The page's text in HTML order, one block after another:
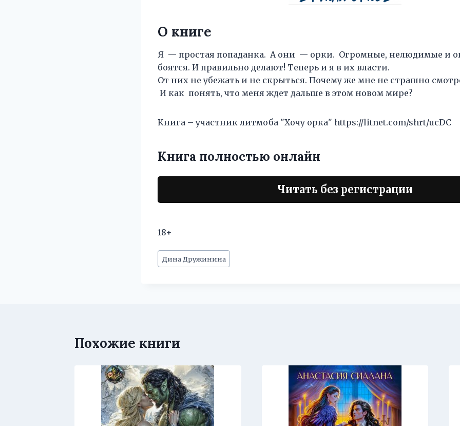
О книге
Я — простая попаданка. А они — орки. Огромные, нелюдимые и
боятся. И правильно делают! Теперь и я в их власти.
От них не убежать и не скрыться. Почему же мне не страшно
И как понять, что меня ждет дальше в этом новом мире?
Книга – участник литмоба "Хочу орка" https://litnet.com/shrt/ucDC
Книга полностью онлайн
Читать без регистрации
18+
Метки
записи:
Дина Дружинина
Похожие книги